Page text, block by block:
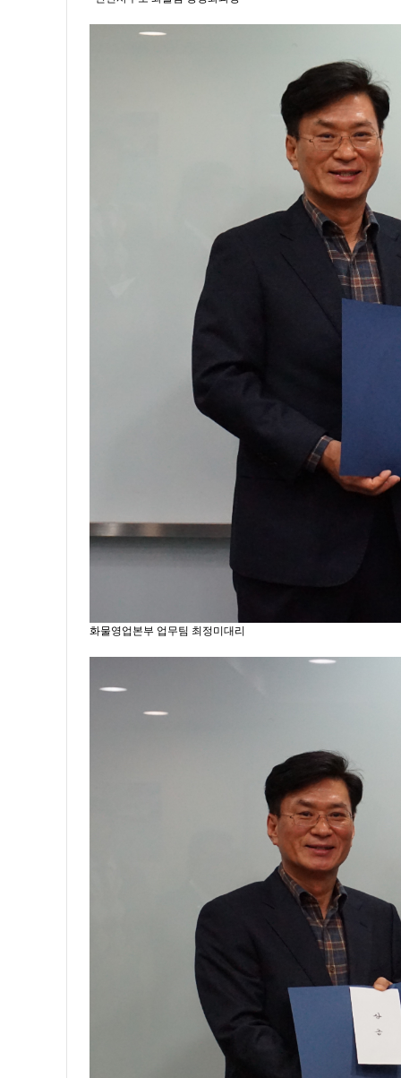
화물영업본부 업무팀 최정미대리